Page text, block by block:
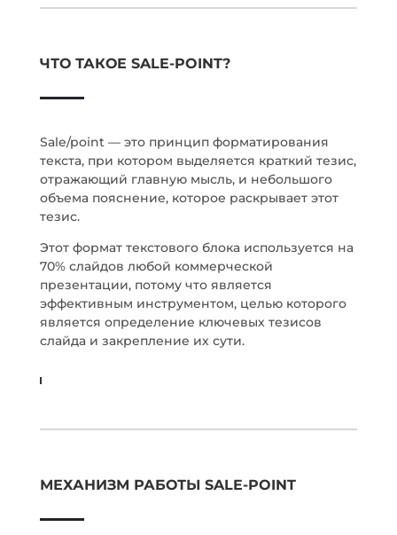
ЧТО ТАКОЕ SALE-POINT?
Sale/point — это принцип форматирования
текста, при котором выделяется краткий тезис,
отражающий главную мысль, и небольшого
объема пояснение, которое раскрывает этот
тезис.
Этот формат текстового блока используется на
70% слайдов любой коммерческой
презентации, потому что является
эффективным инструментом, целью которого
является определение ключевых тезисов
слайда и закрепление их сути.
МЕХАНИЗМ РАБОТЫ SALE-POINT